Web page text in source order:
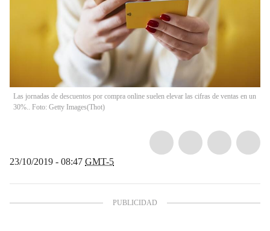
Las jornadas de descuentos por compra online suelen elevar las cifras de ventas en un
30%.. Foto: Getty Images(Thot)
23/10/2019 - 08:47 GMT-5